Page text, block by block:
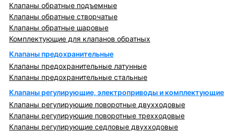
Клапаны обратные подъемные
Клапаны обратные створчатые
Клапаны обратные шаровые
Комплектующие для клапанов обратных
Клапаны предохранительные
Клапаны предохранительные латунные
Клапаны предохранительные стальные
Клапаны регулирующие, электроприводы и комплектующие
Клапаны регулирующие поворотные двухходовые
Клапаны регулирующие поворотные трехходовые
Клапаны регулирующие седловые двухходовые